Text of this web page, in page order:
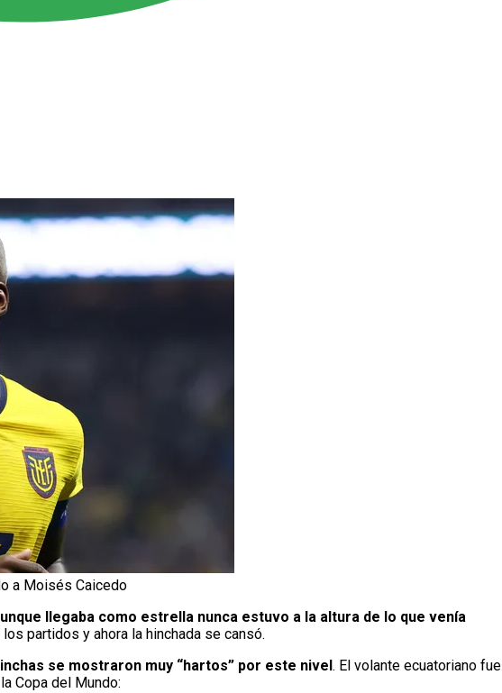
a Moisés Caicedo
llegaba como estrella nunca estuvo a la altura de lo que venía
partidos y ahora la hinchada se cansó.
se mostraron muy “hartos” por este nivel . El volante ecuatoriano fue
Copa del Mundo: